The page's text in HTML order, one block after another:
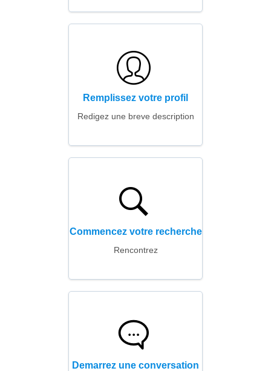
Remplissez votre profil
Redigez une breve description
Commencez votre recherche
Rencontrez
Demarrez une conversation